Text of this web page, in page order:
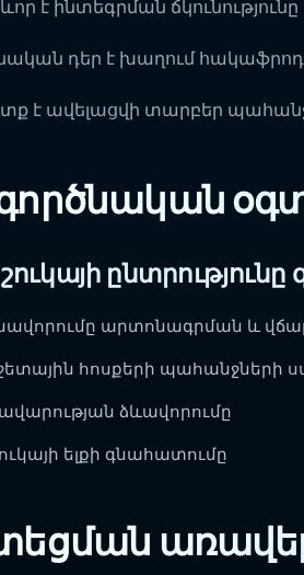
է ինտեգրման
դեր է խաղում
է ավելացվի տարբեր
գործնական
արտոնագրման և
հոսքերի պահանջների
ձևավորումը
ելքի գնահատումը